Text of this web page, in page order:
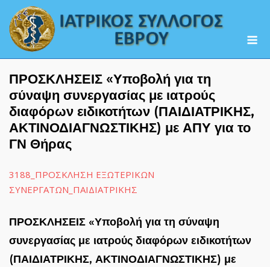
content
ΠΡΟΣΚΛΗΣΕΙΣ «Υποβολή για τη
σύναψη συνεργασίας με ιατρούς
διαφόρων ειδικοτήτων (ΠΑΙΔΙΑΤΡΙΚΗΣ,
ΑΚΤΙΝΟΔΙΑΓΝΩΣΤΙΚΗΣ) με ΑΠΥ για το
ΓΝ Θήρας
3188_ΠΡΟΣΚΛΗΣΗ ΕΞΩΤΕΡΙΚΩΝ
ΣΥΝΕΡΓΑΤΩΝ_ΠΑΙΔΙΑΤΡΙΚΗΣ
ΠΡΟΣΚΛΗΣΕΙΣ «Υποβολή για τη σύναψη
συνεργασίας με ιατρούς διαφόρων ειδικοτήτων
(ΠΑΙΔΙΑΤΡΙΚΗΣ, ΑΚΤΙΝΟΔΙΑΓΝΩΣΤΙΚΗΣ) με